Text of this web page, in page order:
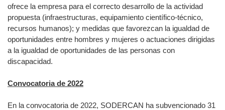
ofrece la empresa para el correcto desarrollo de la actividad
propuesta (infraestructuras, equipamiento científico-técnico,
recursos humanos); y medidas que favorezcan la igualdad de
oportunidades entre hombres y mujeres o actuaciones dirigidas
a la igualdad de oportunidades de las personas con
discapacidad.
Convocatoria de 2022
En la convocatoria de 2022, SODERCAN ha subvencionado 31